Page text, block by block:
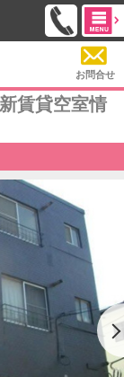
お問合せ
賃貸空室情